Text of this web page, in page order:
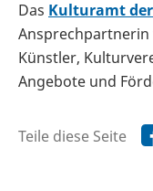
Das Kulturamt
Künstler,
Angebote und
Teile diese Seite